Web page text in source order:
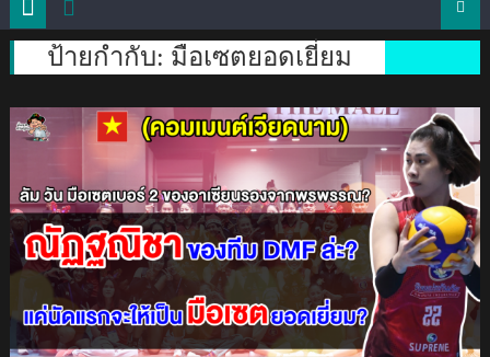
ป้ายกำกับ: มือเซตยอดเยี่ยม